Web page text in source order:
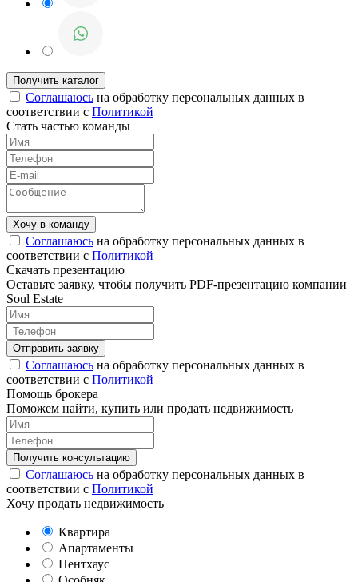
Соглашаюсь на обработку персональных данных в
соответствии с Политикой
Стать частью команды
Соглашаюсь на обработку персональных данных в
соответствии с Политикой
Скачать презентацию
Оставьте заявку, чтобы получить PDF-презентацию компании
Soul Estate
Соглашаюсь на обработку персональных данных в
соответствии с Политикой
Помощь брокера
Поможем найти, купить или продать недвижимость
Соглашаюсь на обработку персональных данных в
соответствии с Политикой
Хочу продать недвижимость
Квартира
Апартаменты
Пентхаус